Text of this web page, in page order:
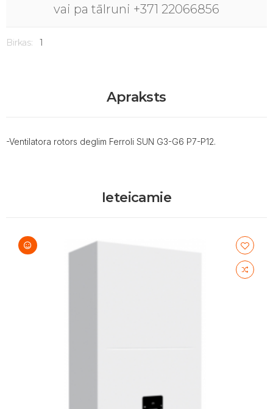
vai pa tālruni +371 22066856
Birkas: 1
Apraksts
-Ventilatora rotors deglim Ferroli SUN G3-G6 P7-P12.
Ieteicamie